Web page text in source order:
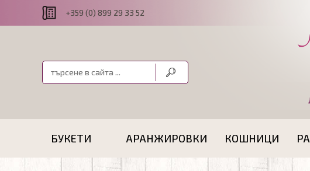
+359 (0) 899 29 33 52
БУКЕТИ АРАНЖИРОВКИ КОШНИЦИ